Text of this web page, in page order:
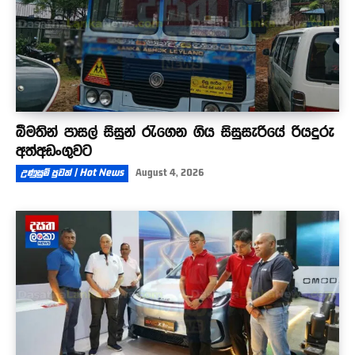
බීමතින් පාසල් සිසුන් රැගෙන ගිය සිසුසැරියේ රියදුරු
අත්අඩංගුවට
උණුසුම් පුවත් | Hot News August 4, 2026